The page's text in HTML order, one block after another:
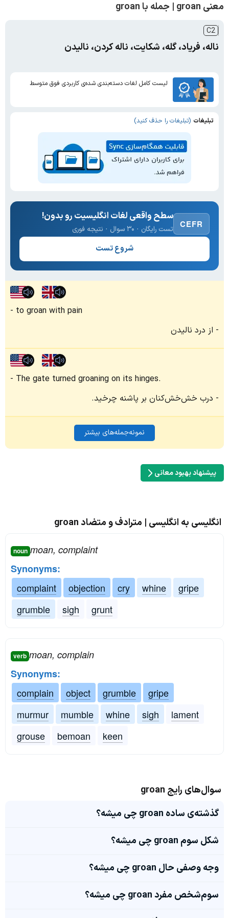
معنی groan | جمله با groan
C2
ناله، فریاد، گله، شکایت، ناله کردن، نالیدن
لیست کامل لغات دسته‌بندی شده‌ی کاربردی فوق متوسط
تبلیغات (تبلیغات را حذف کنید)
CEFR
سطح واقعی لغات انگلیسیت رو بدون!
تست رایگان · ۳۰ سوال · نتیجه فوری
شروع تست
to groan with pain
از درد نالیدن
The gate turned groaning on its hinges.
درب خش‌خش‌کنان بر پاشنه چرخید.
نمونه‌جمله‌های بیشتر
پیشنهاد بهبود معانی
انگلیسی به انگلیسی | مترادف و متضاد groan
noun moan, complaint
Synonyms:
complaint
objection cry whine
gripe
grumble
sigh grunt
verb moan, complain
Synonyms:
complain
object grumble
gripe
murmur
mumble whine sigh
lament
grouse
bemoan keen
سوال‌های رایج groan
گذشته‌ی ساده groan چی میشه؟
شکل سوم groan چی میشه؟
وجه وصفی حال groan چی میشه؟
سوم‌شخص مفرد groan چی میشه؟